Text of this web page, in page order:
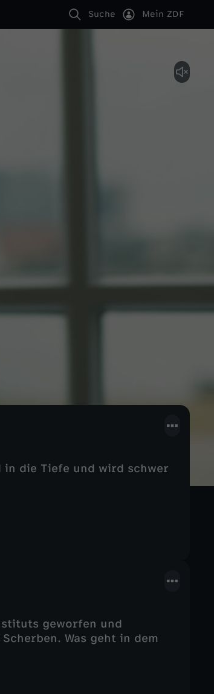
Suche Mein ZDF
die Tiefe und wird schwer
geworfen und
Was geht in dem